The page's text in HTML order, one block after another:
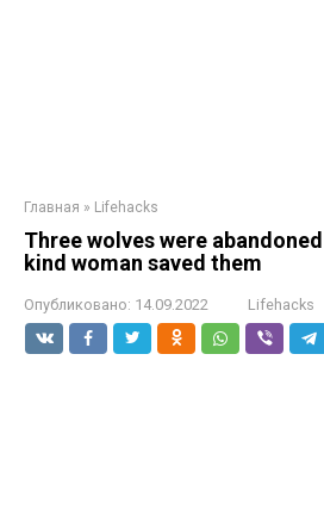
Главная » Lifehacks
Three wolves were
kind woman saved them
Опубликовано: 14.09.2022 Lifehacks